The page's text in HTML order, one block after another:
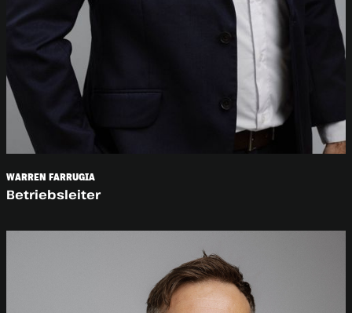
WARREN FARRUGIA
Betriebsleiter